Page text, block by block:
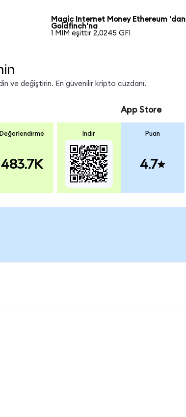
Magic Internet Money Ethereum 'dan
Goldfinch'na
1 MIM eşittir 2,0245 GFI
ve değiştirin. En güvenilir kripto cüzdanı.
Değerlendirme
483.7K
İndir
App Store
Puan
4.7